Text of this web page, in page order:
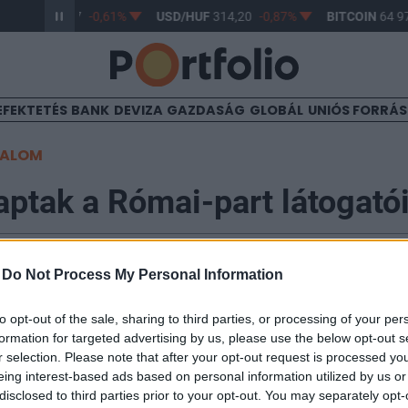
Do Not Process My Personal Information
opt-out of the sale, sharing to third parties, or processing of your
for targeted advertising by us, please use the below opt-out
selection. Please note that after your opt-out request is processed
interest-based ads based on personal information utilized by us
to third parties prior to your opt-out. You may separately
363,17 -0,61% USD/HUF 314,20 -0,87% BITCOIN64
BANK DEVIZA GAZDASÁG GLOBÁL UNIÓS
a Római-part látogatói
Kormányhivatala a 2026-os szezonra is
Római-parti Plázson. Az ingyenes dunai fürdőhely
mindennap 10 és 19 óra között várja a
is megfelelt az összes egészségügyi és